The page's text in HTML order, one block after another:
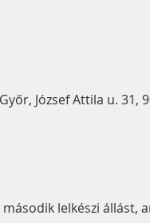
József Attila u. 31,
lelkészi állást,